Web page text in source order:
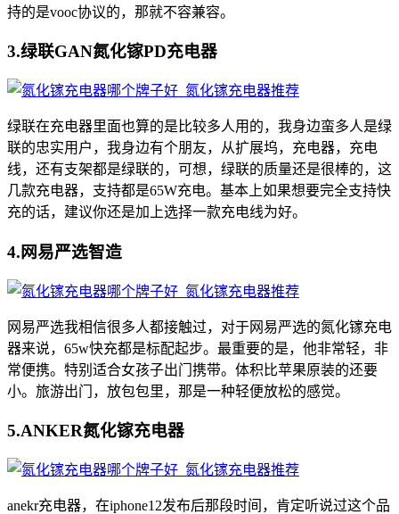
持的是vooc协议的，那就不容兼容。
3.绿联GAN氮化镓PD充电器
绿联在充电器里面也算的是比较多人用的，我身边蛮多人是绿
联的忠实用户，我身边有个朋友，从扩展坞，充电器，充电
线，还有支架都是绿联的，可想，绿联的质量还是很棒的，这
几款充电器，支持都是65W充电。基本上如果想要完全支持快
充的话，建议你还是加上选择一款充电线为好。
4.网易严选智造
网易严选我相信很多人都接触过，对于网易严选的氮化镓充电
器来说，65w快充都是标配起步。最重要的是，他非常轻，非
常便携。特别适合女孩子出门携带。体积比苹果原装的还要
小。旅游出门，放包包里，那是一种轻便放松的感觉。
5.ANKER氮化镓充电器
anekr充电器，在iphone12发布后那段时间，肯定听说过这个品